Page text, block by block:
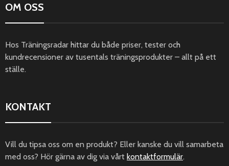
OM OSS
Hos Träningsradar hittar du både priser, tester och
kundrecensioner av tusentals träningsprodukter – allt på ett
ställe.
KONTAKT
Vill du tipsa oss om en produkt? Eller kanske du vill samarbeta
med oss? Hör gärna av dig via vårt kontaktformulär.